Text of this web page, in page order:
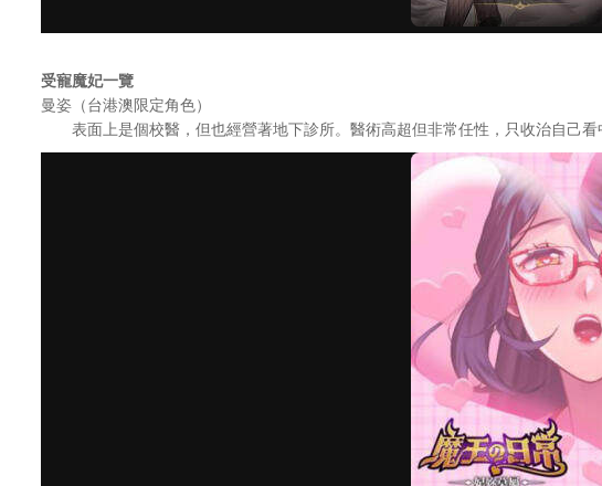
受寵魔妃一覽
曼姿（台港澳限定角色）
表面上是個校醫，但也經營著地下診所。醫術高超但非常任性，只收治自己看